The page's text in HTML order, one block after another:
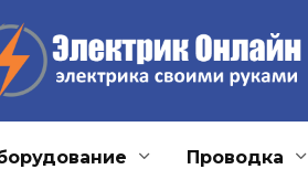
Проводка